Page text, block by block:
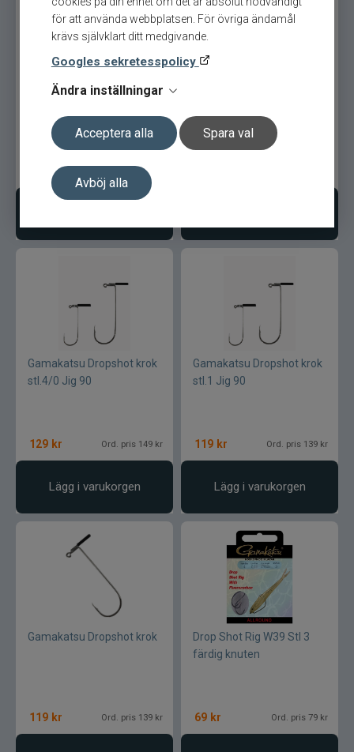
för att använda webbplatsen. För övriga ändamål
krävs självklart ditt medgivande.
Googles sekretesspolicy
Ändra inställningar
Acceptera alla Spara val
Avböj alla
Gator
Gamakatsu
Gladsax
Daiwa
Gunki
Headbanger
Hurricane
IFISH
Ismo
Jarvis Marine
Gamakatsu Krok 6-p Stl.1
kr
Gamakatsu Dropshot krok
stl.4/0 Jig 90
129 kr Ord. pris 149 kr
Lägg i varukorgen
Gamakatsu Dropshot krok
stl.1 Jig 90
119 kr Ord. pris 139 kr
Lägg i varukorgen
Gamakatsu Dropshot krok
119 kr Ord. pris 139 kr
Drop Shot Rig W39 Stl 3
färdig knuten
69 kr Ord. pris 79 kr